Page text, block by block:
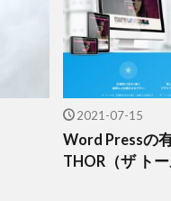
2021-07-15
Word Pressの
THOR（ザ ト